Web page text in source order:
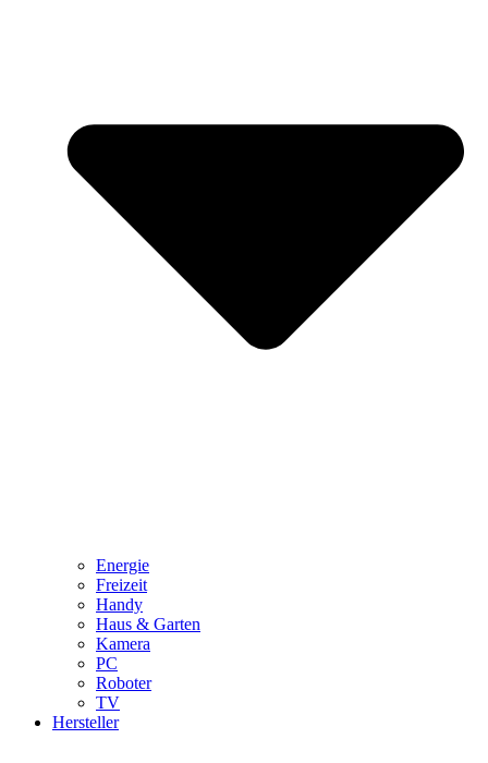
Energie
Freizeit
Handy
Haus & Garten
Kamera
PC
Roboter
TV
Hersteller